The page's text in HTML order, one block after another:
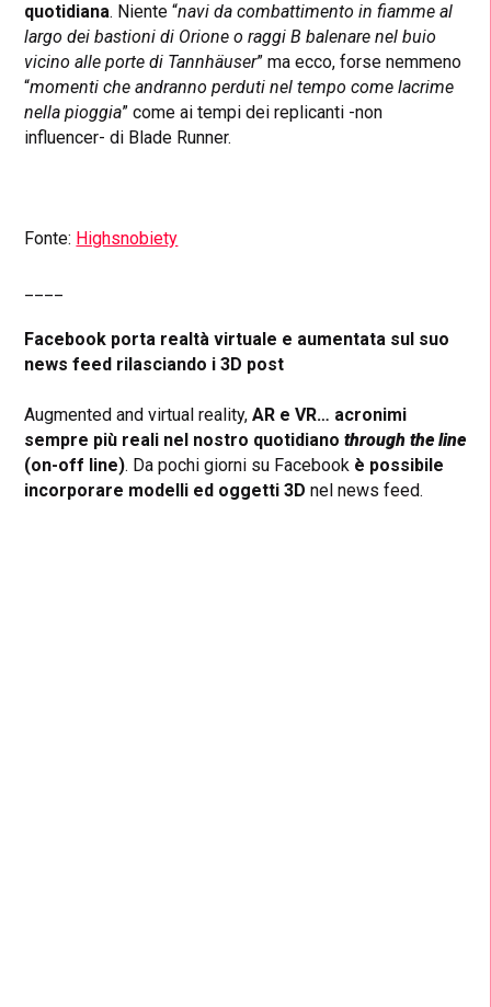
quotidiana. Niente“navi da combattimento in fiamme al
largo dei bastioni di Orione o raggi B balenare nel buio
vicino alle porte di Tannhäuser” ma ecco, forse nemmeno
“momenti che andranno perduti nel tempo come lacrime
nella pioggia” come ai tempi dei replicanti -non
influencer- di Blade Runner.
Fonte: Highsnobiety
Facebook porta realtà virtuale e aumentata sul suo
news feed rilasciando i 3D post
Augmented and virtual reality, AR e VR… acronimi
sempre più reali nel nostro quotidianothrough the line
(on-off line). Da pochi giorni su Facebook è possibile
incorporare modelli ed oggetti 3D nel news feed.